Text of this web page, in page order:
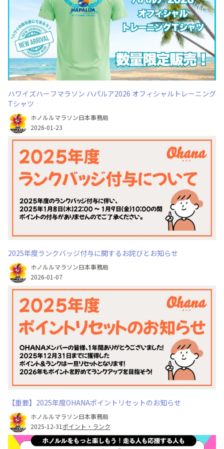
ハワイズハーフマラソン ハパルア2026 オフィシャルトレーニング
Tシャツ
ホノルルマラソン日本事務局
2026-01-23
2025年度ランクバッジ付与に関するお詫びとお知らせ
ホノルルマラソン日本事務局
2026-01-07
【重要】2025年度OHANAポイントリセットのお知らせ
ホノルルマラソン日本事務局
2025-12-31ポイント・ランク